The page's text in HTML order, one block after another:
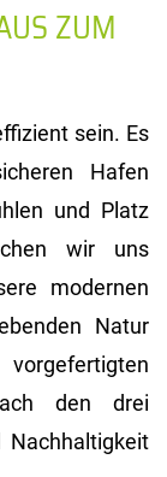
ZUM
sein. Es
Hafen
und Platz
wir uns
modernen
Natur
den drei
Nachhaltigkeit